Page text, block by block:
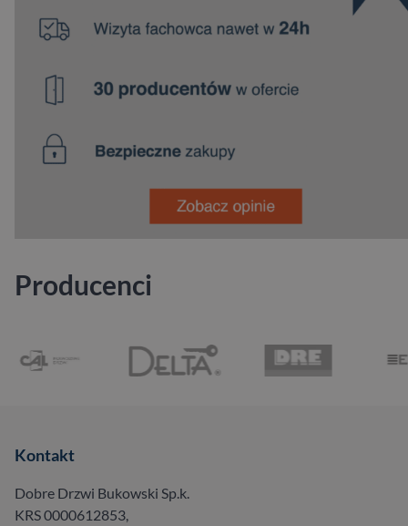
Producenci
Kontakt
Dobre Drzwi Bukowski Sp.k.
KRS 0000612853,